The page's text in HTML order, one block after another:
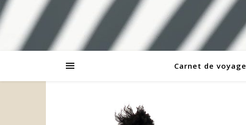
Carnet de voyage